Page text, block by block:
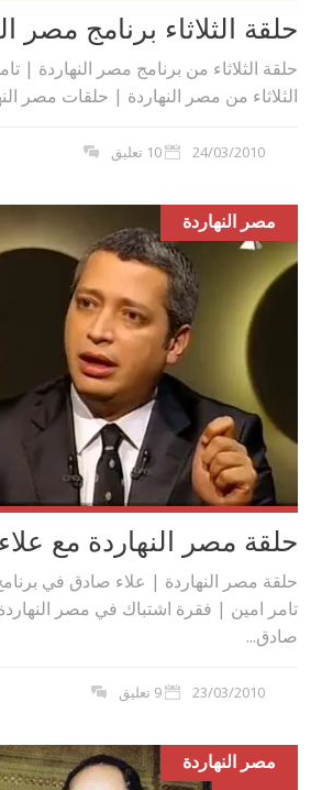
حلقة الثلاثاء برنامج مصر
حلقة الثلاثاء من برنامج مصر النهاردة |
الثلاثاء من مصر النهاردة | حلقات مصر
24/03/2010 10 تعليق
مصر النهاردة
حلقة مصر النهاردة مع
حلقة مصر النهاردة | علاء صادق في
تامر امين | فقرة اشتباك في مصر
صادق...
23/03/2010 9 تعليق
مصر النهاردة